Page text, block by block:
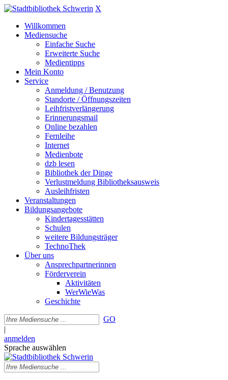
X
Willkommen
Mediensuche
Einfache Suche
Erweiterte Suche
Medientipps
Mein Konto
Service
Anmeldung / Benutzung
Standorte / Öffnungszeiten
Leihfristverlängerung
Erinnerungsmail
Online bezahlen
Fernleihe
Internet
Medienbote
dzb lesen
Bibliothek der Dinge
Verlustmeldung Bibliotheksausweis
Ausleihfristen
Veranstaltungen
Bildungsangebote
Kindertagesstätten
Schulen
weitere Bildungsträger
TechnoThek
Über uns
Ansprechpartnerinnen
Förderverein
Aktivitäten
WerWieWas
Geschichte
GO
|
anmelden
Sprache auswählen